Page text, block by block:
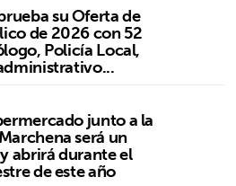
su Oferta de
de 2026 con 52
Policía Local,
junto a la
será un
abrirá durante el
de este año